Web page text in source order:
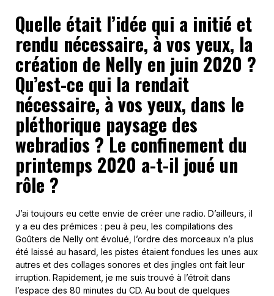
Quelle était l’idée qui a initié et
rendu nécessaire, à vos yeux, la
création de Nelly en juin 2020 ?
Qu’est-ce qui la rendait
nécessaire, à vos yeux, dans le
pléthorique paysage des
webradios ? Le confinement du
printemps 2020 a-t-il joué un
rôle ?
J’ai toujours eu cette envie de créer une radio. D’ailleurs, il
y a eu des prémices : peu à peu, les compilations des
Goûters de Nelly ont évolué, l’ordre des morceaux n’a plus
été laissé au hasard, les pistes étaient fondues les unes aux
autres et des collages sonores et des jingles ont fait leur
irruption. Rapidement, je me suis trouvé à l’étroit dans
l’espace des 80 minutes du CD. Au bout de quelques